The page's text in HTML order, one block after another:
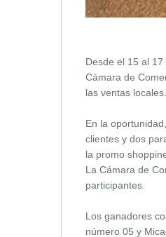
Desde el 15 al
Cámara de
las ventas locales.
En la
clientes y dos
la promo
La Cámara de
participantes.
Los ganadores
número 05 y